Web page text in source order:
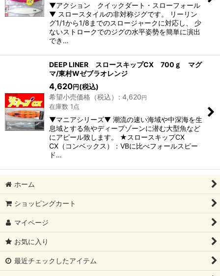
▼アクション クイックダート・スローフォール
▼ スロースタイルの非対称ジグです。 リーリン
グ1/1から1/8までのスロージャークに対応し、 少
ないストロークでのジグの水平姿勢を簡単に演出
でき…
DEEP LINER スロースキップCX 700ｇ マグ
マ/東村Wゼブラオレンジ
4,620円(税込)
希望小売価格（税込）
: 4,620円
在庫数 1点
▼マニアシリーズ▼ 潮流の速い海域や中深海を生
息域とする魚やディープゾーンに潜む大型魚など
にアピール致します。 ★スロースキップCX
CX（コンベックス）：VBに比べフォールスピー
ド…
ホーム
ショッピングカート
マイページ
お気に入り
最近チェックしたアイテム